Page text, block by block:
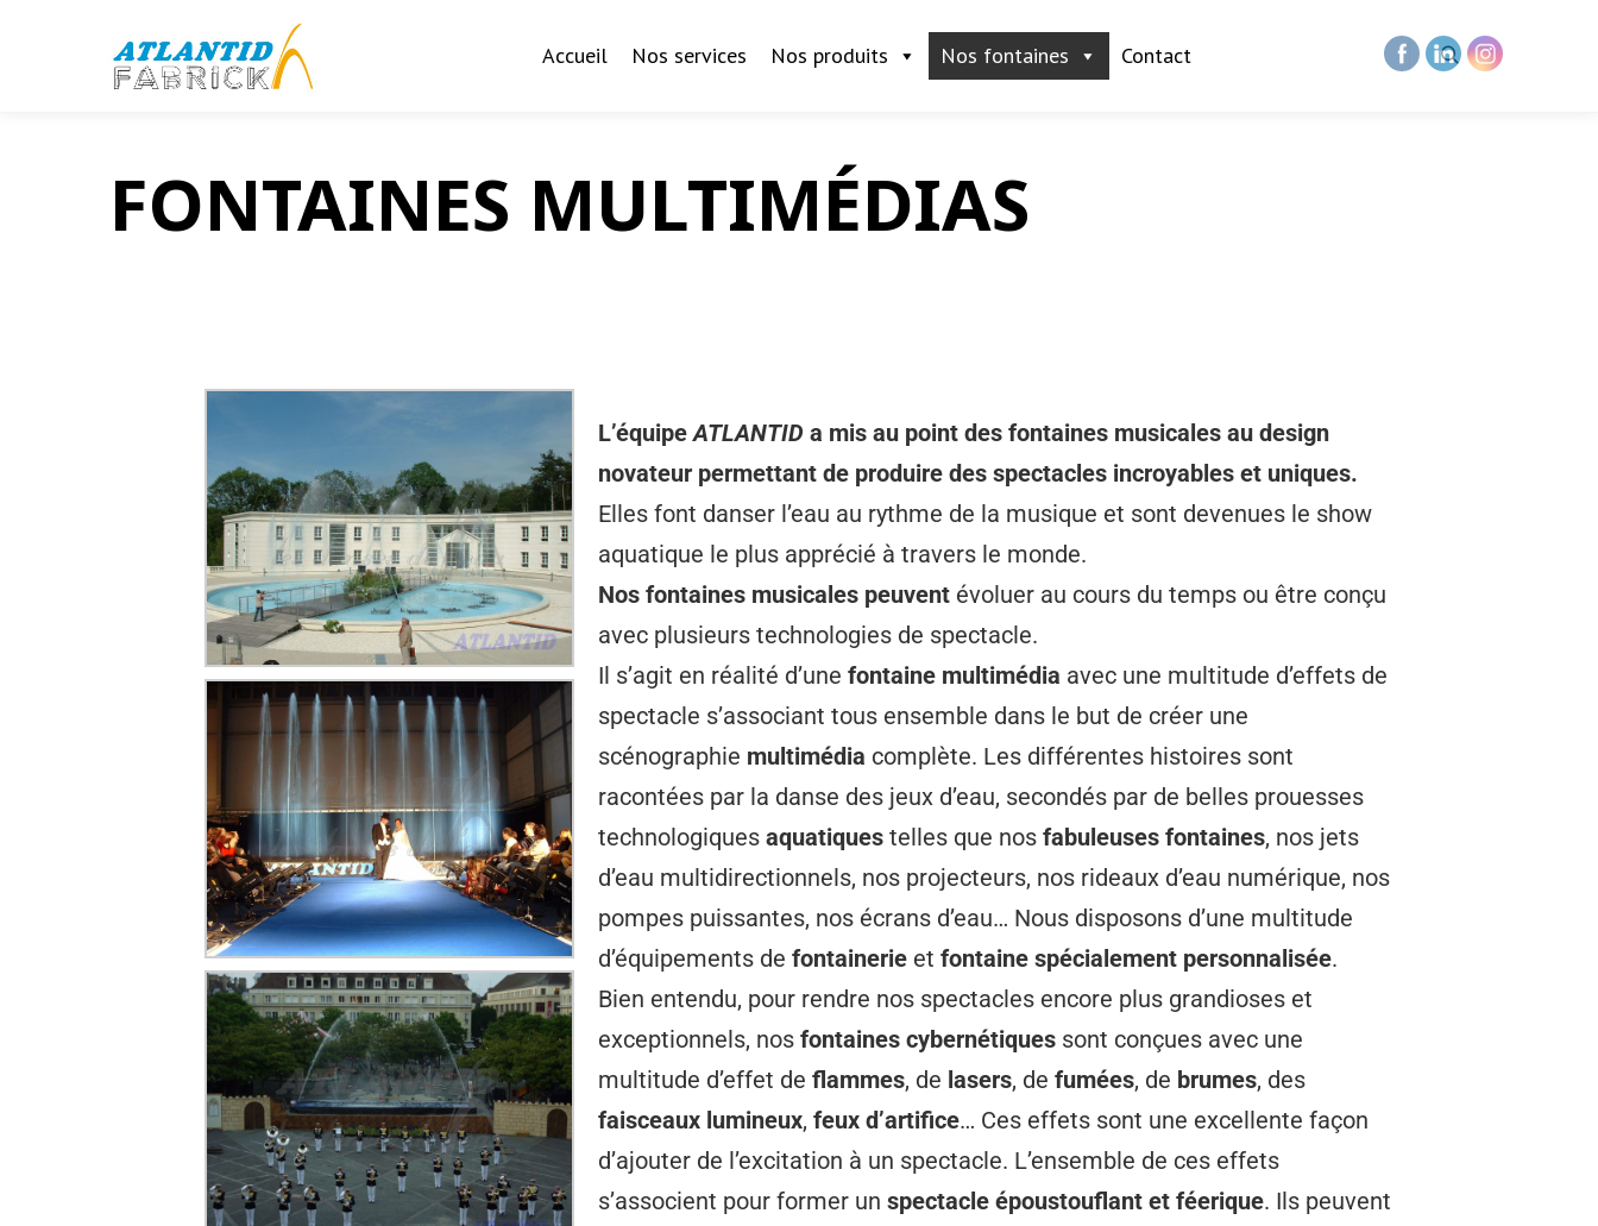
Accueil Nos services Nos produits Nos fontaines Contact
FONTAINES MULTIMÉDIAS
L’équipeATLANTID a mis au point des fontaines musicales au design
novateur permettant de produire des spectacles incroyables et uniques.
Elles font danser l’eau au rythme de la musique et sont devenues le show
aquatique le plus apprécié à travers le monde.
Nos fontaines musicales peuvent évoluer au cours du temps ou être conçu
avec plusieurs technologies de spectacle.
Il s’agit en réalité d’une fontaine multimédia avec une multitude d’effets de
spectacle s’associant tous ensemble dans le but de créer une
scénographie multimédia complète. Les différentes histoires sont
racontées par la danse des jeux d’eau, secondés par de belles prouesses
technologiques aquatiques telles que nos fabuleuses fontaines, nos jets
d’eau multidirectionnels, nos projecteurs, nos rideaux d’eau numérique, nos
pompes puissantes, nos écrans d’eau… Nous disposons d’une multitude
d’équipements de fontainerie et fontaine spécialement personnalisée.
Bien entendu, pour rendre nos spectacles encore plus grandioses et
exceptionnels, nos fontaines cybernétiques sont conçues avec une
multitude d’effet de flammes, de lasers, de fumées, de brumes, des
faisceaux lumineux, feux d’artifice… Ces effets sont une excellente façon
d’ajouter de l’excitation à un spectacle. L’ensemble de ces effets
s’associent pour former un spectacle époustouflant et féerique. Ils peuvent